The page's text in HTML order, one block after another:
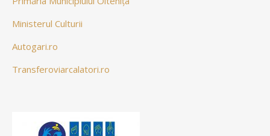
Ministerul Culturii
Autogari.ro
Transferoviarcalatori.ro